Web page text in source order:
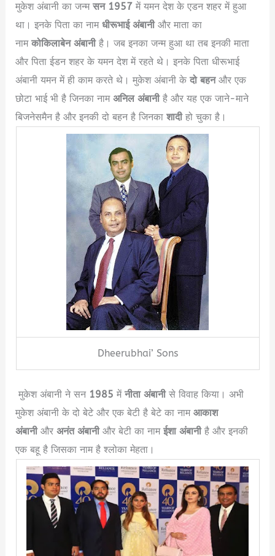
मुकेश अंबानी का जन्मसन 1957में यमन देश के एडन शहर में हुआ
था। इनके पिता का नामधीरूभाई अंबानीऔर माता का
नामकोकिलाबेन अंबानीहै। जब इनका जन्म हुआ था तब इनकी माता
और पिता ईडन शहर के यमन देश में रहते थे। इनके पिता धीरूभाई
अंबानी यमन में ही काम करते थे। मुकेश अंबानी केदो बहनऔर एक
छोटा भाई भी है जिनका नामअनिल अंबानीहै और यह एक जाने-माने
बिजनेसमैन है और इनकी दो बहन है जिनकाशादीहो चुका है।
Dheerubhai’ Sons
मुकेश अंबानी ने सन 1985 मेंनीता अंबानीसे विवाह किया। अभी
मुकेश अंबानी के दो बेटे और एक बेटी है बेटे का नामआकाश
अंबानीऔरअनंत अंबानीऔर बेटी का नामईशा अंबानीहै और इनकी
एक बहू है जिसका नाम है श्लोका मेहता।